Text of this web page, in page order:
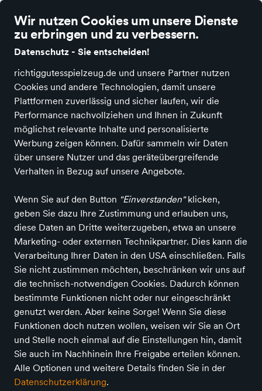
Wir nutzen Cookies um unsere Dienste
zu erbringen und zu verbessern.
Datenschutz - Sie entscheiden!
richtiggutesspielzeug.de und unsere Partner nutzen
Cookies und andere Technologien, damit unsere
Plattformen zuverlässig und sicher laufen, wir die
Performance nachvollziehen und Ihnen in Zukunft
möglichst relevante Inhalte und personalisierte
Werbung zeigen können. Dafür sammeln wir Daten
über unsere Nutzer und das geräteübergreifende
Verhalten in Bezug auf unsere Angebote.
Wenn Sie auf den Button "Einverstanden"klicken,
geben Sie dazu Ihre Zustimmung und erlauben uns,
diese Daten an Dritte weiterzugeben, etwa an unsere
Marketing- oder externen Technikpartner. Dies kann die
Verarbeitung Ihrer Daten in den USA einschließen. Falls
Sie nicht zustimmen möchten, beschränken wir uns auf
die technisch-notwendigen Cookies. Dadurch können
bestimmte Funktionen nicht oder nur eingeschränkt
genutzt werden. Aber keine Sorge! Wenn Sie diese
Funktionen doch nutzen wollen, weisen wir Sie an Ort
und Stelle noch einmal auf die Einstellungen hin, damit
Sie auch im Nachhinein Ihre Freigabe erteilen können.
Alle Optionen und weitere Details finden Sie in der
Datenschutzerklärung.
Alle Kategorien
Spielen & Basteln
Spiele & Puzzle
Alle ansehen
Bücher & Medien
Alle ansehen
Sonstiges
Alle ansehen